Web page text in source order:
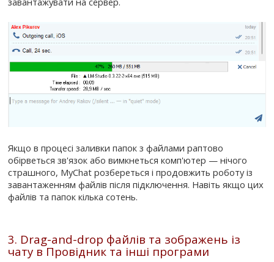
Якщо в процесі заливки папок з файлами раптово
обірветься зв'язок або вимкнеться комп'ютер — нічого
страшного, MyChat розбереться і продовжить роботу із
завантаженням файлів після підключення. Навіть якщо цих
файлів та папок кілька сотень.
3. Drag-and-drop файлів та зображень із
чату в Провідник та інші програми